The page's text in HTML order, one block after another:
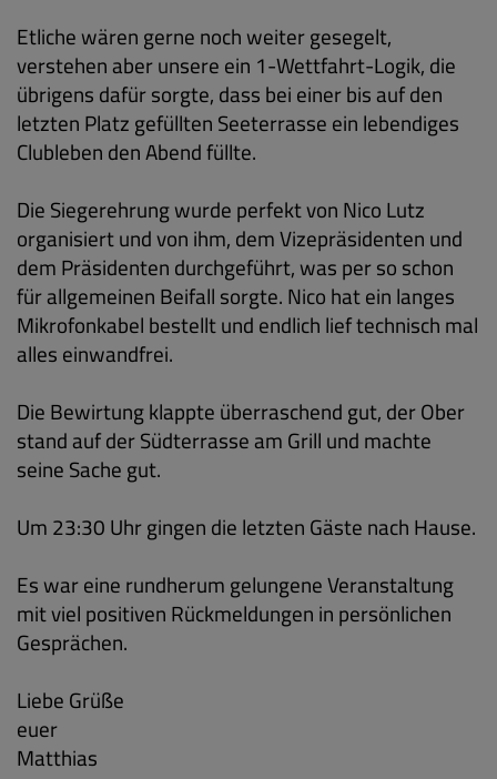
Etliche wären gerne noch weiter gesegelt,
verstehen aber unsere ein 1-Wettfahrt-Logik, die
übrigens dafür sorgte, dass bei einer bis auf den
letzten Platz gefüllten Seeterrasse ein lebendiges
Clubleben den Abend füllte.
Die Siegerehrung wurde perfekt von Nico Lutz
organisiert und von ihm, dem Vizepräsidenten und
dem Präsidenten durchgeführt, was per so schon
für allgemeinen Beifall sorgte. Nico hat ein langes
Mikrofonkabel bestellt und endlich lief technisch mal
alles einwandfrei.
Die Bewirtung klappte überraschend gut, der Ober
stand auf der Südterrasse am Grill und machte
seine Sache gut.
Um 23:30 Uhr gingen die letzten Gäste nach Hause.
Es war eine rundherum gelungene Veranstaltung
mit viel positiven Rückmeldungen in persönlichen
Gesprächen.
Liebe Grüße
euer
Matthias